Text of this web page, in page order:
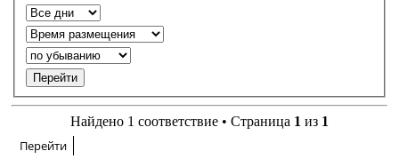
Найдено 1 соответствие • Страница 1 из 1
Перейти